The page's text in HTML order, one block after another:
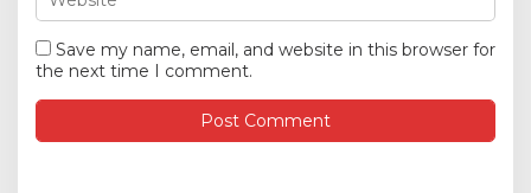
Save my name, email, and website in this browser for
the next time I comment.